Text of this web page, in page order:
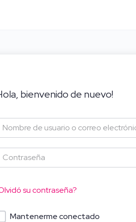
bienvenido de nuevo!
su contraseña?
Mantenerme conectado